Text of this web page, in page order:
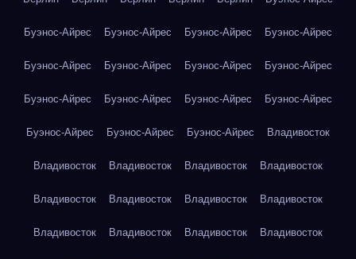
Буэнос-Айрес Буэнос-Айрес Буэнос-Айрес Буэнос-Айрес
Буэнос-Айрес Буэнос-Айрес Буэнос-Айрес Буэнос-Айрес
Буэнос-Айрес Буэнос-Айрес Буэнос-Айрес Буэнос-Айрес
Буэнос-Айрес Буэнос-Айрес Буэнос-Айрес Владивосток
Владивосток Владивосток Владивосток Владивосток
Владивосток Владивосток Владивосток Владивосток
Владивосток Владивосток Владивосток Владивосток